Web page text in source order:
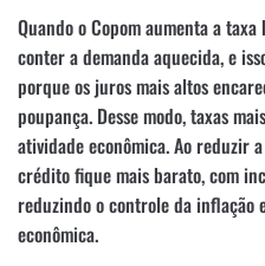
Quando o Copom aumenta a
conter a demanda aquecida, e
porque os juros mais altos
poupança. Desse modo, taxas
atividade econômica. Ao reduzir
crédito fique mais barato, com
reduzindo o controle da inflação
econômica.